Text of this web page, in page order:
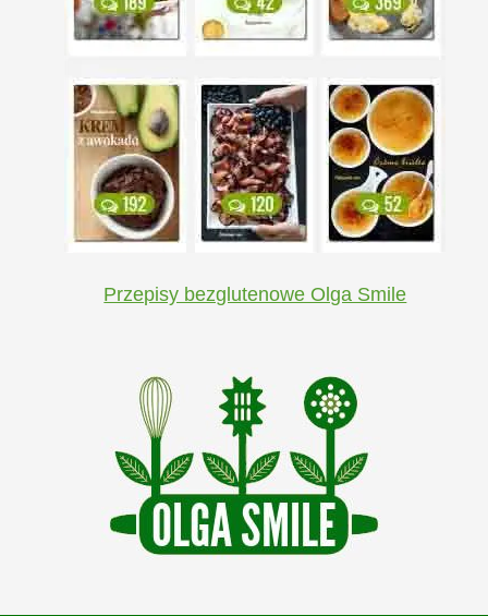
Przepisy bezglutenowe Olga Smile